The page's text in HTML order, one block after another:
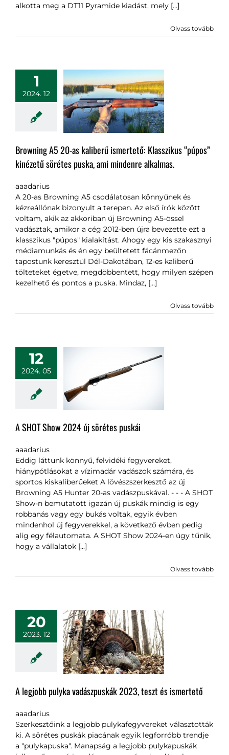
alkotta meg a DT11 Pyramide kiadást, mely [...]
Olvass tovább
1
2024. 12
Browning A5 20-as kaliberű ismertető: Klasszikus “púpos”
kinézetű sörétes puska, ami mindenre alkalmas.
aaadarius
A 20-as Browning A5 csodálatosan könnyűnek és
kézreállónak bizonyult a terepen. Az első írók között
voltam, akik az akkoriban új Browning A5-össel
vadásztak, amikor a cég 2012-ben újra bevezette ezt a
klasszikus "púpos" kialakítást. Ahogy egy kis szakasznyi
médiamunkás és én egy beültetett fácánmezőn
tapostunk keresztül Dél-Dakotában, 12-es kaliberű
tölteteket égetve, megdöbbentett, hogy milyen szépen
kezelhető és pontos a puska. Mindaz, [...]
Olvass tovább
12
2024. 05
A SHOT Show 2024 új sörétes puskái
aaadarius
Eddig láttunk könnyű, felvidéki fegyvereket,
hiánypótlásokat a vízimadár vadászok számára, és
sportos kiskaliberűeket A lövészszerkesztő az új
Browning A5 Hunter 20-as vadászpuskával. - - - A SHOT
Show-n bemutatott igazán új puskák mindig is egy
robbanás vagy egy bukás voltak, egyik évben
mindenhol új fegyverekkel, a következő évben pedig
alig egy félautomata. A SHOT Show 2024-en úgy tűnik,
hogy a vállalatok [...]
Olvass tovább
20
2023. 12
A legjobb pulyka vadászpuskák 2023, teszt és ismertető
aaadarius
Szerkesztőink a legjobb pulykafegyvereket választották
ki. A sörétes puskák piacának egyik legforróbb trendje
a "pulykapuska". Manapság a legjobb pulykapuskák